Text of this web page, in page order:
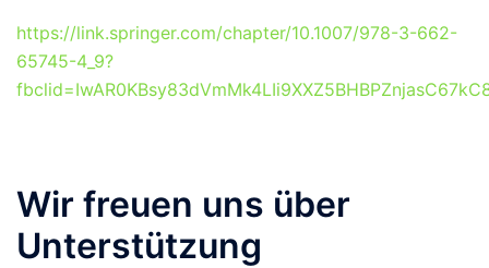
https://link.springer.com/chapter/10.1007/978-3-662-
65745-4_9?
Wir freuen uns über
Unterstützung